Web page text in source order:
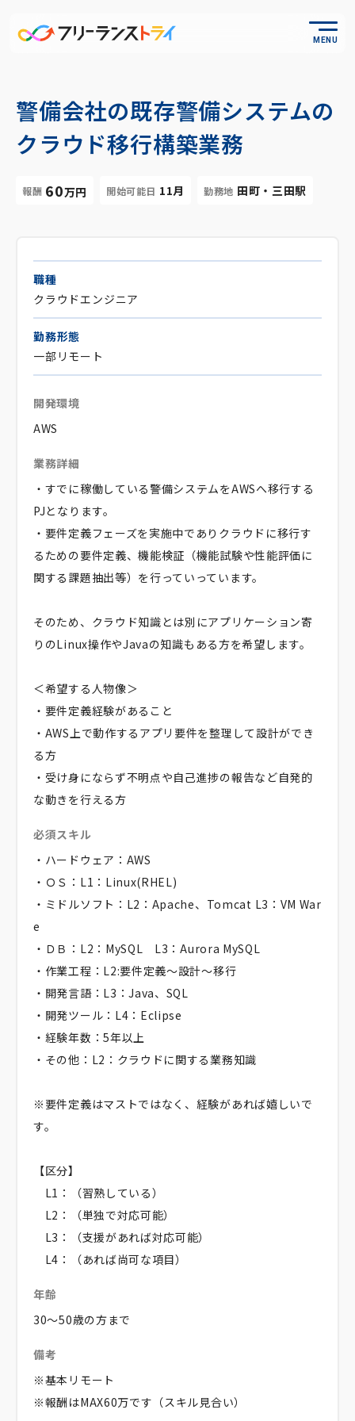
MENU
警備会社の既存警備システムの
クラウド移行構築業務
報酬 60万円 開始可能日 11月 勤務地 田町・三田駅
職種
クラウドエンジニア
勤務形態
一部リモート
開発環境
AWS
業務詳細
・すでに稼働している警備システムをAWSへ移行する
PJとなります。
・要件定義フェーズを実施中でありクラウドに移行す
るための要件定義、機能検証（機能試験や性能評価に
関する課題抽出等）を行っていっています。
そのため、クラウド知識とは別にアプリケーション寄
りのLinux操作やJavaの知識もある方を希望します。
＜希望する人物像＞
・要件定義経験があること
・AWS上で動作するアプリ要件を整理して設計ができ
る方
・受け身にならず不明点や自己進捗の報告など自発的
な動きを行える方
必須スキル
・ハードウェア：AWS
・ＯＳ：L1：Linux(RHEL)
・ミドルソフト：L2：Apache、Tomcat L3：VM War
e
・ＤＢ：L2：MySQL L3：Aurora MySQL
・作業工程：L2:要件定義～設計～移行
・開発言語：L3：Java、SQL
・開発ツール：L4：Eclipse
・経験年数：5年以上
・その他：L2：クラウドに関する業務知識
※要件定義はマストではなく、経験があれば嬉しいで
す。
【区分】
L1：（習熟している）
L2：（単独で対応可能）
L3：（支援があれば対応可能）
L4：（あれば尚可な項目）
年齢
30～50歳の方まで
備考
※基本リモート
※報酬はMAX60万です（スキル見合い）